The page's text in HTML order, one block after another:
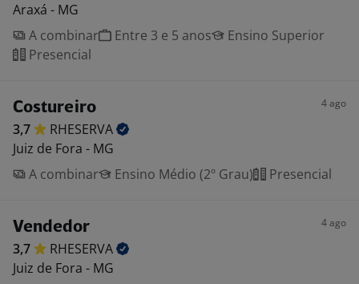
Araxá - MG
A combinar
Entre 3 e 5 anos
Ensino Superior
Presencial
Costureiro 4 ago
3,7
RHESERVA
Juiz de Fora - MG
A combinar
Ensino Médio (2º Grau) Presencial
Vendedor 4 ago
3,7
RHESERVA
Juiz de Fora - MG